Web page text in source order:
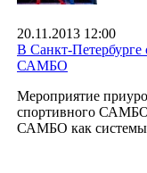
20.11.2013 12:00
В Санкт-Петербурге
САМБО
Мероприятие
спортивного САМБО
САМБО как системы